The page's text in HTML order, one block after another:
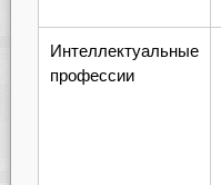
Интеллектуальные
профессии